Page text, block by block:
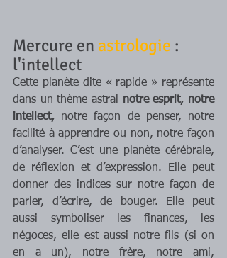
Mercure en astrologie :
l'intellect
Cette planète dite « rapide » représente
dans un thème astral notre esprit, notre
intellect, notre façon de penser, notre
facilité à apprendre ou non, notre façon
d’analyser. C’est une planète cérébrale,
de réflexion et d’expression. Elle peut
donner des indices sur notre façon de
parler, d’écrire, de bouger. Elle peut
aussi symboliser les finances, les
négoces, elle est aussi notre fils (si on
en a un), notre frère, notre ami,